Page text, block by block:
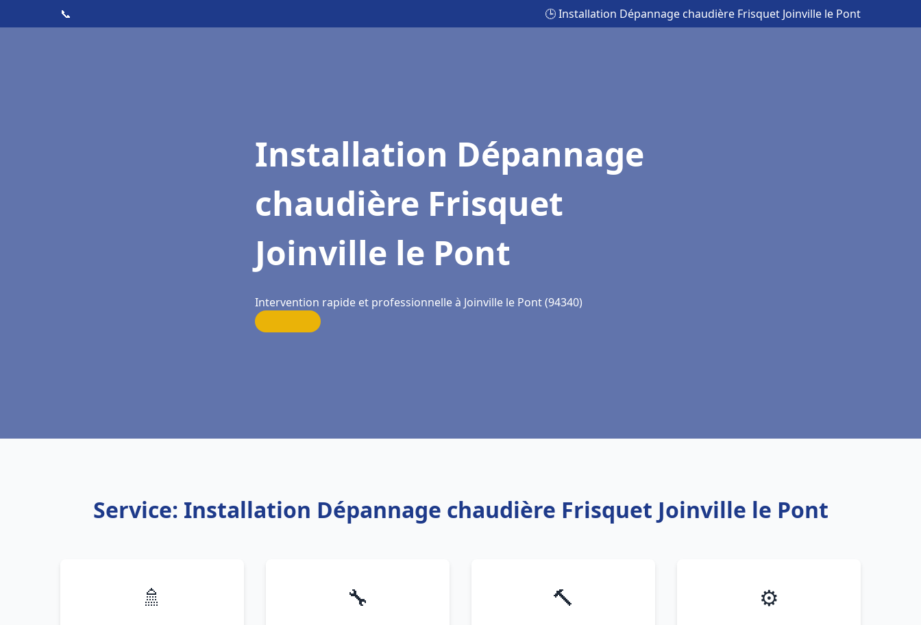
📞 🕒 Installation Dépannage chaudière Frisquet Joinville le Pont
Installation Dépannage
chaudière Frisquet
Joinville le Pont
Intervention rapide et professionnelle à Joinville le Pont (94340)
Service: Installation Dépannage chaudière Frisquet Joinville le Pont
🚿 🔧 🔨 ⚙️